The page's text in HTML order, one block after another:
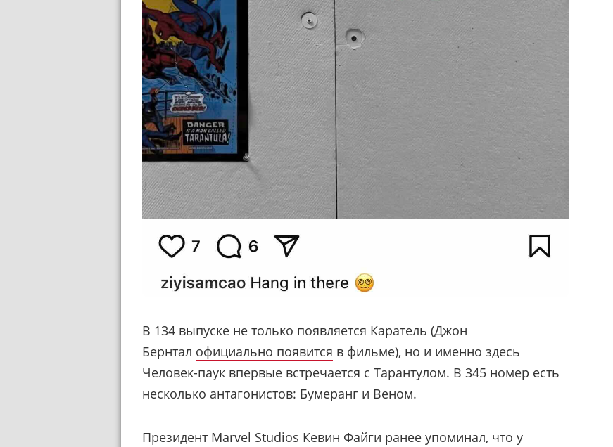
В 134 выпуске не только появляется Каратель (Джон
Бернтал официально появится в фильме), но и именно здесь
Человек-паук впервые встречается с Тарантулом. В 345 номер есть
несколько антагонистов: Бумеранг и Веном.
Президент Marvel Studios Кевин Файги ранее упоминал, что у